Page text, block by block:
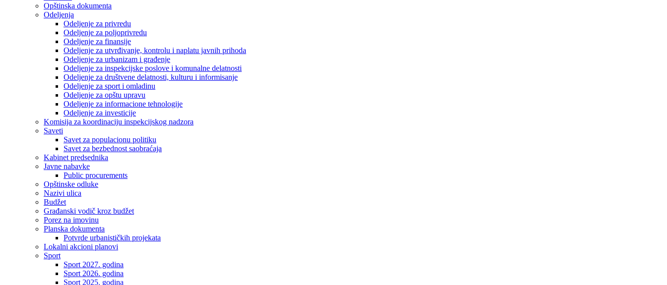
Opštinska dokumenta
Odeljenja
Odeljenje za privredu
Odeljenje za poljoprivredu
Odeljenje za finansije
Odeljenje za utvrđivanje, kontrolu i naplatu javnih prihoda
Odeljenje za urbanizam i građenje
Odeljenje za inspekcijske poslove i komunalne delatnosti
Odeljenje za društvene delatnosti, kulturu i informisanje
Odeljenje za sport i omladinu
Odeljenje za opštu upravu
Odeljenje za informacione tehnologije
Odeljenje za investicije
Komisija za koordinaciju inspekcijskog nadzora
Saveti
Savet za populacionu politiku
Savet za bezbednost saobraćaja
Kabinet predsednika
Javne nabavke
Public procurements
Opštinske odluke
Nazivi ulica
Budžet
Građanski vodič kroz budžet
Porez na imovinu
Planska dokumenta
Potvrde urbanističkih projekata
Lokalni akcioni planovi
Sport
Sport 2027. godina
Sport 2026. godina
Sport 2025. godina